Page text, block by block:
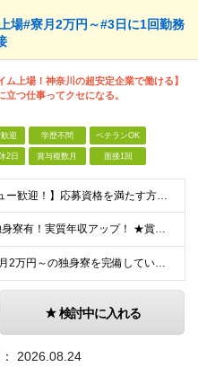
場#寮月2万円～#3日に1回勤務
ム上場！神奈川の超安定企業で働ける】
立つ仕事ってクセになる。
迎 学歴不問 ベテランOK
2日 賞与複数月 面接1回
【正社員デビュー歓迎！】応募資格を満たす方全員面接実施中！ ◆未経験OK ◆18歳以上（警備業法第14条の規定のため） ◆学歴不問 【こんな方にピッタリ！】 ◆人の役に立つ仕事がしたい方 ◆やりが
★月2万円の独身寮有！実質年収アップ！ ★賞与年2回！ 月給:23万4,500円～24万円+諸手当＋賞与(年2回) ※経験やスキルを考慮して金額を決定します ※残業代は全額支給します ※試用期間3
★転勤なし ★月2万円～の独身寮を完備しているので、遠方からの応募も歓迎！ 神奈川県内の施設へ配属 （あなたの希望や適性を合わせた配属を行っています） 【横浜支社】 神奈川県横浜市西区みなとみらい
検討中に入れる
2026.08.24